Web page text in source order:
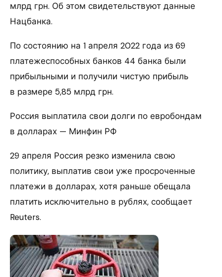
млрд грн. Об этом свидетельствуют данные
Нацбанка.
По состоянию на 1 апреля 2022 года из 69
платежеспособных банков 44 банка были
прибыльными и получили чистую прибыль
в размере 5,85 млрд грн.
Россия выплатила свои долги по евробондам
в долларах — Минфин РФ
29 апреля Россия резко изменила свою
политику, выплатив свои уже просроченные
платежи в долларах, хотя раньше обещала
платить исключительно в рублях, сообщает
Reuters.